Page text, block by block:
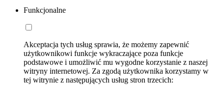
Funkcjonalne
Akceptacja tych usług sprawia, że możemy zapewnić
użytkownikowi funkcje wykraczające poza funkcje
podstawowe i umożliwić mu wygodne korzystanie z naszej
witryny internetowej. Za zgodą użytkownika korzystamy w
tej witrynie z następujących usług stron trzecich: